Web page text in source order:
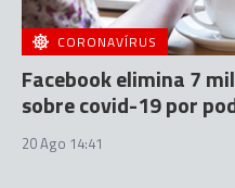
CORONAVÍRUS
Facebook elimina 7
sobre covid-19 por
20 Ago 14:41